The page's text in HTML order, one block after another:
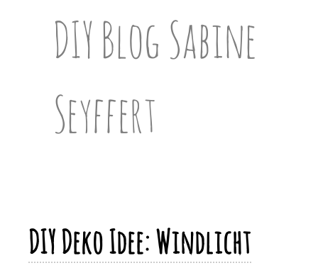
DIY Blog Sabine
Seyffert
DIY Deko Idee: Windlicht